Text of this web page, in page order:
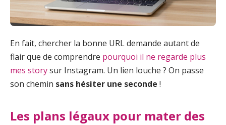
En fait, chercher la bonne URL demande autant de
flair que de comprendre pourquoi il ne regarde plus
mes storysur Instagram. Un lien louche ? On passe
son chemin sans hésiter une seconde !
Les plans légaux pour mater des